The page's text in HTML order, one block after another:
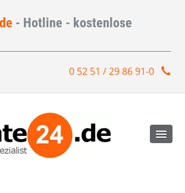
- Hotline - kostenlose
0 52 51 / 29 86 91-0